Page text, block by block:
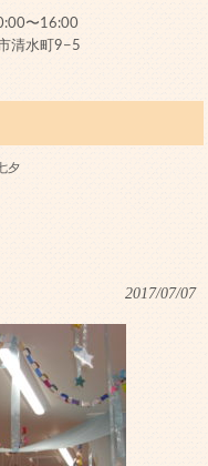
〜16:00
清水町9−5
夕
2017/07/07